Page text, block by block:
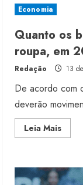
Economia
Quanto os
roupa, em
Redação 13
De acordo com
deverão
Leia MaisRead
more
vão